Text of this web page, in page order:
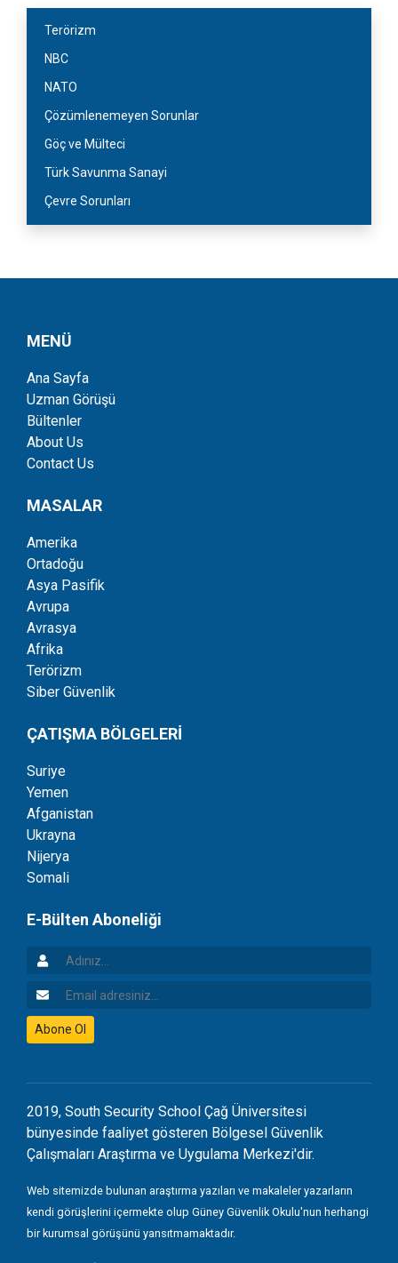
Terörizm
NBC
NATO
Çözümlenemeyen Sorunlar
Göç ve Mülteci
Türk Savunma Sanayi
Çevre Sorunları
MENÜ
Ana Sayfa
Uzman Görüşü
Bültenler
About Us
Contact Us
MASALAR
Amerika
Ortadoğu
Asya Pasifik
Avrupa
Avrasya
Afrika
Terörizm
Siber Güvenlik
ÇATIŞMA BÖLGELERİ
Suriye
Yemen
Afganistan
Ukrayna
Nijerya
Somali
E-Bülten Aboneliği
Adınız
Email Adresiniz
Abone Ol
2019, South Security School Çağ Üniversitesi
bünyesinde faaliyet gösteren Bölgesel Güvenlik
Çalışmaları Araştırma ve Uygulama Merkezi'dir.
Web sitemizde bulunan araştırma yazıları ve makaleler yazarların
kendi görüşlerini içermekte olup Güney Güvenlik Okulu'nun herhangi
bir kurumsal görüşünü yansıtmamaktadır.